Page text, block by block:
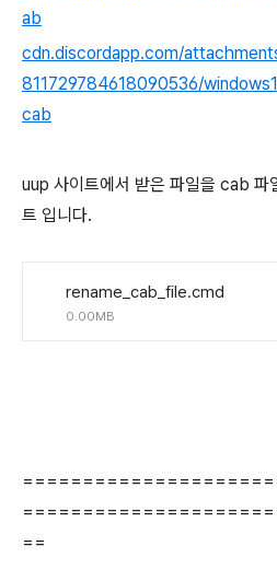
ab
cdn.discordapp.com/
811729784618090536/
cab
uup 사이트에서 받은 파일을 cab 파
트 입니다.
rename_cab_file.cmd
0.00MB
==